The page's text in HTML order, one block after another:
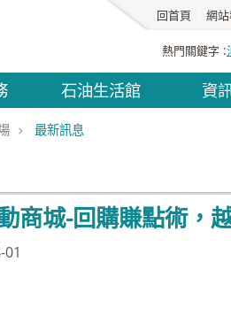
回首頁 網
熱門關鍵字
石油生活館 資
最新訊息
商城-回購賺點術，